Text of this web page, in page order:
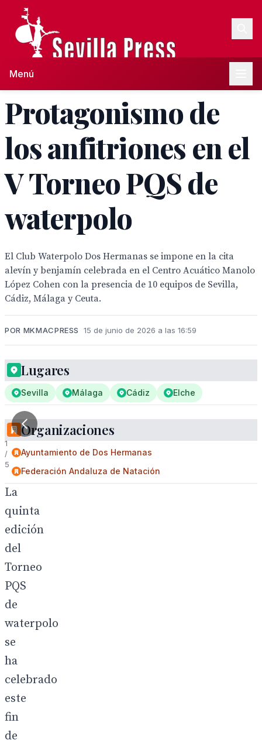
Menú
Protagonismo de
los anfitriones en el
V Torneo PQS de
waterpolo
El Club Waterpolo Dos Hermanas se impone en la cita
alevín y benjamín celebrada en el Centro Acuático Manolo
López Cohen con la presencia de 10 equipos de Sevilla,
Cádiz, Málaga y Ceuta.
POR MKMACPRESS 15 de junio de 2026 a las 16:59
1
/
5
La
quinta
edición
del
Torneo
PQS
de
waterpolo
se
ha
celebrado
este
fin
de
Lugares
Sevilla Málaga Cádiz Elche
Organizaciones
Ayuntamiento de Dos Hermanas
Federación Andaluza de Natación